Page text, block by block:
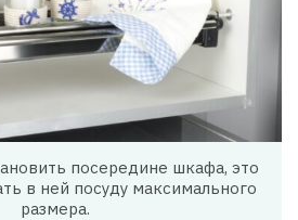
посередине шкафа, это
в ней посуду максимального
размера.